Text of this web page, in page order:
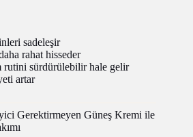
sadeleşir
rahat hisseder
rutini sürdürülebilir hale gelir
artar
Gerektirmeyen Güneş Kremi ile